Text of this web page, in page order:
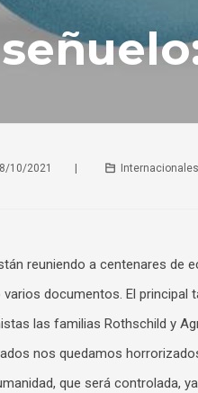
10/2021 | Internacionales
reuniendo a centenares de
documentos. El
las familias Rothschild y
nos quedamos
que será controlada,